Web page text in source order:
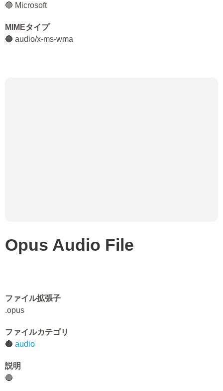
🔵 Microsoft
MIMEタイプ
🔵 audio/x-ms-wma
Opus Audio File
ファイル拡張子
.opus
ファイルカテゴリ
🔵 audio
説明
🔵